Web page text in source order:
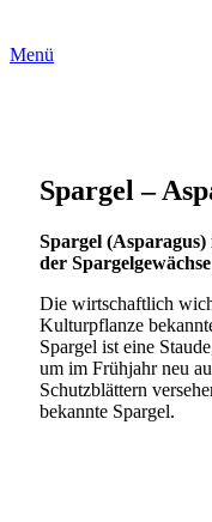
Menü
Spargel –
Spargel
der
Die wirtschaftlich
Kulturpflanze
Spargel ist eine
um im Frühjahr neu
Schutzblättern
bekannte Spargel.